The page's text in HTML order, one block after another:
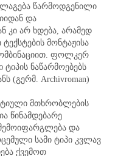
წარმოდგენილი
და
კი არ ხდება, არამედ
ტექსტების მონტაჟისა
ფოლკერ
ტიპის ნაწარმოებებს
(გერმ. Archivroman)
მთხრობლების
წინამდებარე
და
სამი ტიპი კვლავ
ქვემოთ